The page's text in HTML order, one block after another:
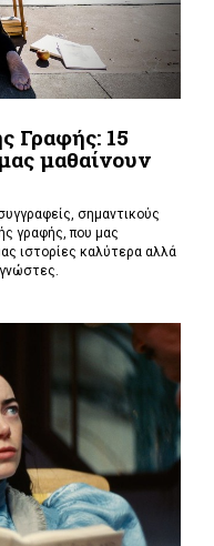
Γραφής: 15
μαθαίνουν
σημαντικούς
γραφής, που μας
ιστορίες καλύτερα αλλά